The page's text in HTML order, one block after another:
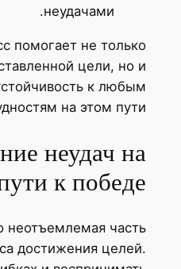
неудачами.
помогает не только
цели, но и
к любым
на этом пути.
неудач на
к победе
неотъемлемая часть
достижения целей.